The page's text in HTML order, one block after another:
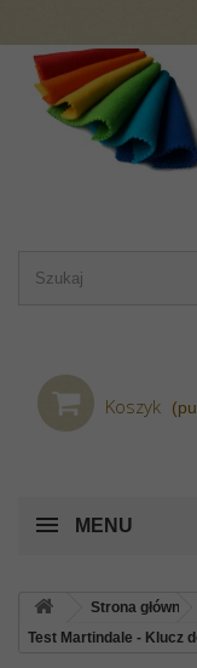
Koszyk
MENU
Strona główna
Test Martindale - Klucz